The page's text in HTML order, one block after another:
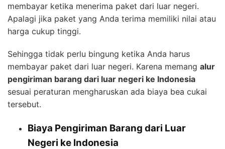
membayar ketika menerima paket dari luar negeri.
Apalagi jika paket yang Anda terima memiliki nilai atau
harga cukup tinggi.
Sehingga tidak perlu bingung ketika Anda harus
membayar paket dari luar negeri. Karena memang alur
pengiriman barang dari luar negeri ke Indonesia
sesuai peraturan mengharuskan ada biaya bea cukai
tersebut.
Biaya Pengiriman Barang dari Luar
Negeri ke Indonesia